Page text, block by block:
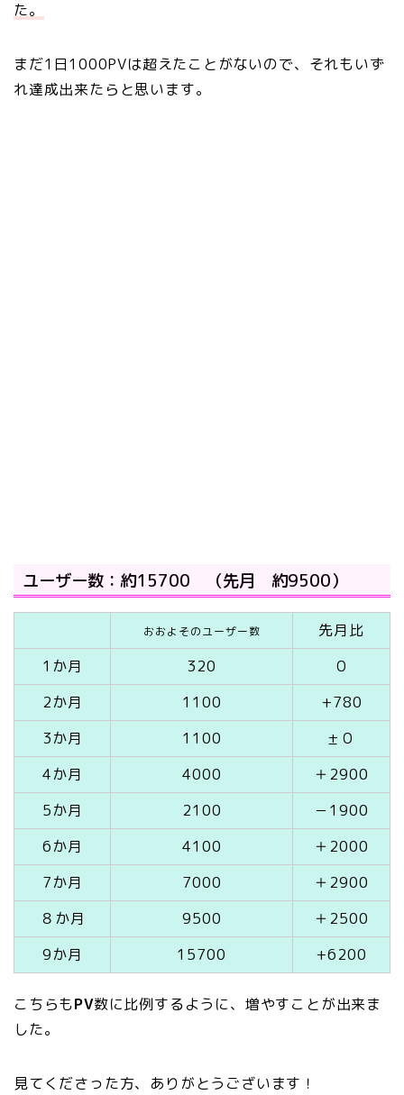
た。
まだ1日1000PVは超えたことがないので、それもいず
れ達成出来たらと思います。
ユーザー数：約15700 （先月 約9500）
おおよそのユーザー数
先月比
1か月
320
０
2か月
1100
+780
3か月
1100
±０
4か月
4000
＋2900
5か月
2100
－1900
6か月
4100
＋2000
7か月
7000
＋2900
８か月
9500
＋2500
9か月
15700 +6200
こちらもPV数に比例するように、増やすことが出来ま
した。
見てくださった方、ありがとうございます！